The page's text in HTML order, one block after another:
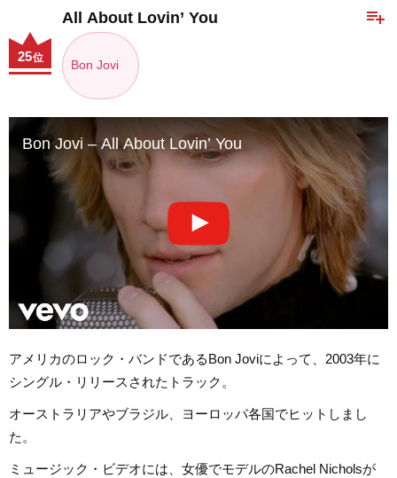
playlist_add
All About Lovin’ You
Bon Jovi
25位
Bon Jovi – All About Lovin’ You
アメリカのロック・バンドであるBon Joviによって、2003年に
シングル・リリースされたトラック。
オーストラリアやブラジル、ヨーロッパ各国でヒットしまし
た。
ミュージック・ビデオには、女優でモデルのRachel Nicholsが